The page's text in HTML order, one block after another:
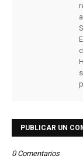
PUBLICAR UN
0 Comentarios